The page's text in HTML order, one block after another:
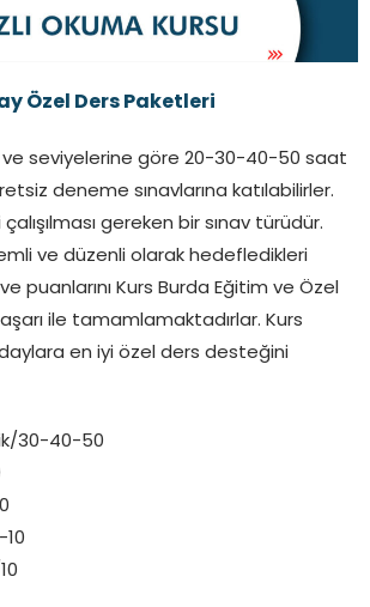
Özel Ders Paketleri
ve seviyelerine göre 20-30-40-50 saat
deneme sınavlarına katılabilirler.
çalışılması gereken bir sınav türüdür.
ve düzenli olarak hedefledikleri
puanlarını Kurs Burda Eğitim ve Özel
ile tamamlamaktadırlar. Kurs
en iyi özel ders desteğini
30-40-50
10